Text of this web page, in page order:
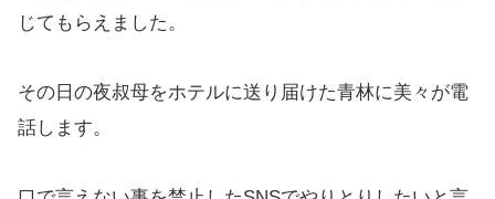
じてもらえました。
その日の夜叔母をホテルに送り届けた青林に美々が電
話します。